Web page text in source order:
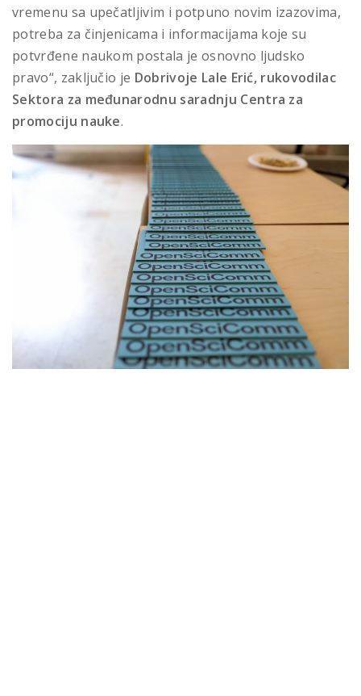
vremenu sa upečatljivim i potpuno novim izazovima,
potreba za činjenicama i informacijama koje su
potvrđene naukom postala je osnovno ljudsko
pravo“, zaključio je Dobrivoje Lale Erić, rukovodilac
Sektora za međunarodnu saradnju Centra za
promociju nauke.